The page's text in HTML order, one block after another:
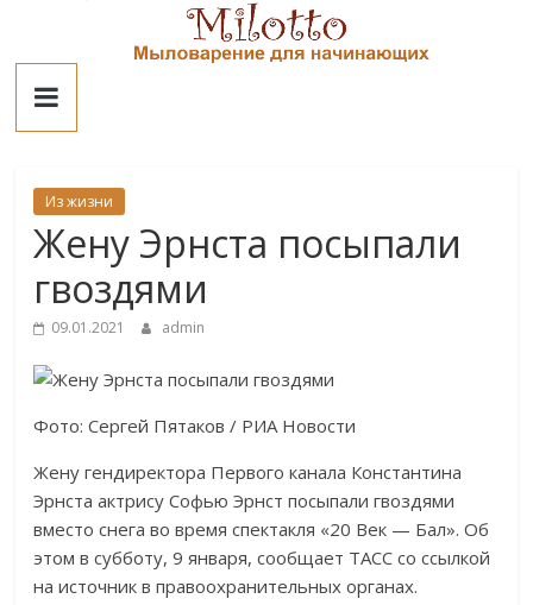
contentМилотто
Из жизни
Жену Эрнста посыпали
гвоздями
09.01.2021 admin
Фото: Сергей Пятаков / РИА Новости
Жену гендиректора Первого канала Константина
Эрнста актрису Софью Эрнст посыпали гвоздями
вместо снега во время спектакля «20 Век — Бал». Об
этом в субботу, 9 января, сообщает ТАСС со ссылкой
на источник в правоохранительных органах.